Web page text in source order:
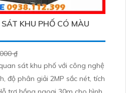
KHU PHỐ CÓ MÀU
₫
sát khu phố với công nghệ
độ phân giải 2MP sắc nét, tích